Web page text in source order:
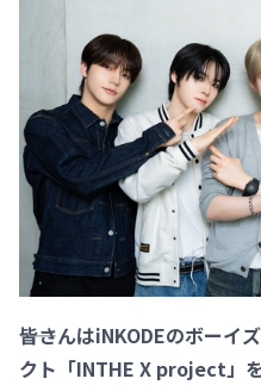
――皆さんはiNKODEのボー
クト「INTHE X project」